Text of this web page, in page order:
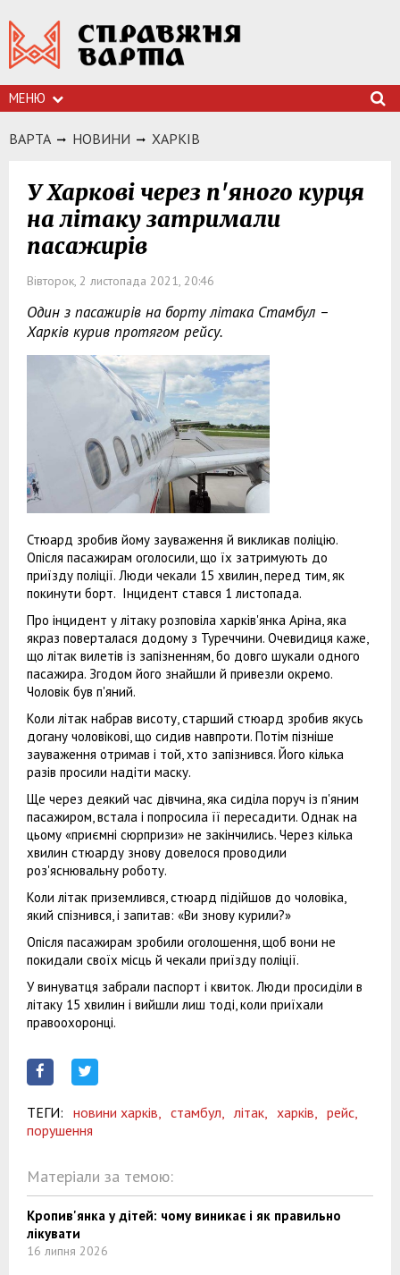
МЕНЮ
ВАРТА НОВИНИ ХАРКIВ
У Харкові через п'яного курця
на літаку затримали
пасажирів
Вівторок, 2 листопада 2021, 20:46
Один з пасажирів на борту літака Стамбул –
Харків курив протягом рейсу.
Стюард зробив йому зауваження й викликав поліцію.
Опісля пасажирам оголосили, що їх затримують до
приїзду поліції. Люди чекали 15 хвилин, перед тим, як
покинути борт. Інцидент стався 1 листопада.
Про інцидент у літаку розповіла харків'янка Аріна, яка
якраз поверталася додому з Туреччини. Очевидиця каже,
що літак вилетів із запізненням, бо довго шукали одного
пасажира. Згодом його знайшли й привезли окремо.
Чоловік був п'яний.
Коли літак набрав висоту, старший стюард зробив якусь
догану чоловікові, що сидив навпроти. Потім пізніше
зауваження отримав і той, хто запізнився. Його кілька
разів просили надіти маску.
Ще через деякий час дівчина, яка сиділа поруч із п'яним
пасажиром, встала і попросила її пересадити. Однак на
цьому «приємні сюрпризи» не закінчились. Через кілька
хвилин стюарду знову довелося проводили
роз'яснювальну роботу.
Коли літак приземлився, стюард підійшов до чоловіка,
який спізнився, і запитав: «Ви знову курили?»
Опісля пасажирам зробили оголошення, щоб вони не
покидали своїх місць й чекали приїзду поліції.
У винуватця забрали паспорт і квиток. Люди просиділи в
літаку 15 хвилин і вийшли лиш тоді, коли приїхали
правоохоронці.
ТЕГИ: новини харків, стамбул, літак, харків,
рейс,
порушення
Матеріали за темою:
Кропив'янка у дітей: чому виникає і як правильно
лікувати
16 липня 2026